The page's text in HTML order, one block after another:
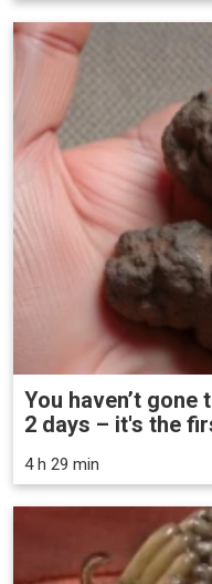
You haven’t
2 days – it's the
4 h 29 min